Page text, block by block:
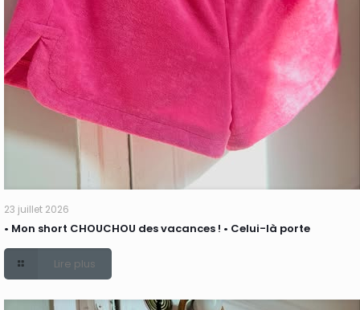
23 juillet 2026
• Mon short CHOUCHOU des vacances ! • Celui-là porte
Lire plus